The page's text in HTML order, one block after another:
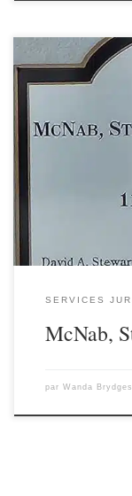
SERVICES
McNab,
par Wanda